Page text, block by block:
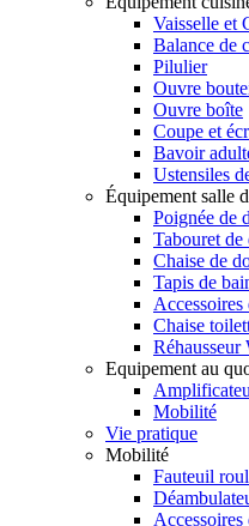
Vaisselle et
Balance de
Pilulier
Ouvre
Ouvre boîte
Coupe et
Bavoir
Ustensiles
Équipement salle
Poignée de
Tabouret de
Chaise de
Tapis de
Accessoires
Chaise
Réhausseur
Equipement au
Mobilité
Vie pratique
Mobilité
Fauteuil